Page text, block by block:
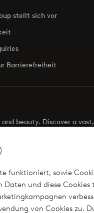
funktioniert, sowie
Daten und diese
von Cookies zu.
stellt sich vor
Barrierefreiheit
beauty. Discover a